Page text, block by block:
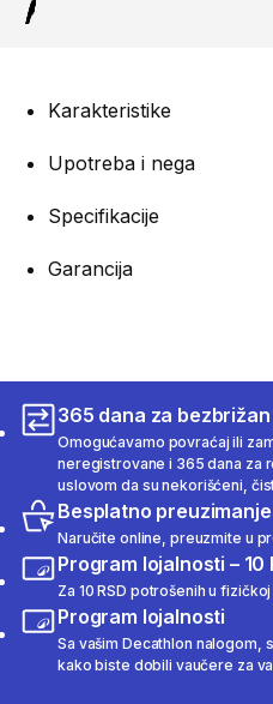
Karakteristike
Upotreba i nega
Specifikacije
Garancija
365 dana za
Omogućavamo povraćaj ili
neregistrovane i 365 dana za
uslovom da su nekorišćeni,
Besplatno
Naručite online, preuzmite u
Program lojalnosti – 10
Za 10 RSD potrošenih u
Program lojalnosti
Sa vašim Decathlon nalogom,
kako biste dobili vaučere za